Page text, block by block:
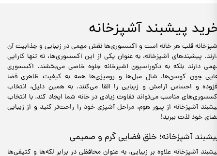
پیشبند آشپزخانه
قلب هر خانه است و اکسسوری‌ها نقش مهمی در زیبایی و جذابیت آن
پیشبندهای آشپزخانه، به عنوان یکی از این اکسسوری‌ها، نه تنها کارایی
دارند بلکه به دکوراسیون آشپزخانه جلوه خاصی می‌بخشند. اکسسوری
چون کوسن‌ها، شال مبل‌ها و رومیزی‌ها همه به کیفیت ظاهری فضا
و احساس آرامش و زیبایی را القا می‌کنند. به همین دلیل، انتخاب
مناسب می‌تواند تفاوت زیادی در خانه شما ایجاد کند. با انتخاب
آشپزخانه از پیور هوم، مراحل آشپزی خود را راحت‌تر کنید و از زیبایی
خود لذت ببرید!
آشپزخانه؛ خلق فضایی گرم و صمیمی
آشپزخانه علاوه بر زیبایی، به عنوان محافظی در برابر لکه‌ها و کثیفی‌ها